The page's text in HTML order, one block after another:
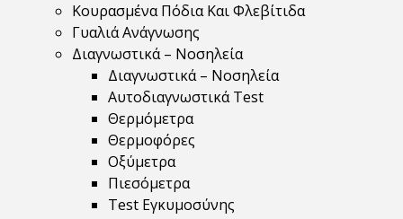
Κουρασμένα Πόδια Και Φλεβίτιδα
Γυαλιά Ανάγνωσης
Διαγνωστικά – Νοσηλεία
Διαγνωστικά – Νοσηλεία
Αυτοδιαγνωστικά Test
Θερμόμετρα
Θερμοφόρες
Οξύμετρα
Πιεσόμετρα
Test Εγκυμοσύνης